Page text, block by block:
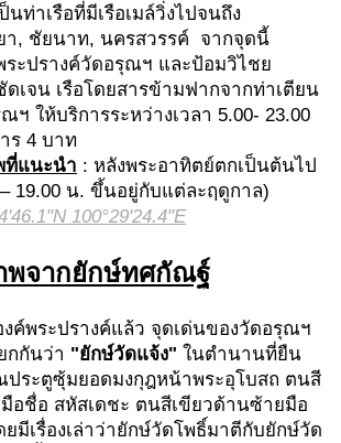
นท่าเรือที่มีเรือเมล์วิ่งไปจนถึง
า, ชัยนาท, นครสวรรค์ จากจุดนี้
ระปรางค์วัดอรุณฯ และป้อมวิไชย
ดเจน เรือโดยสารข้ามฟากจากท่าเตียน
ฯ ให้บริการระหว่างเวลา 5.00- 23.00
ร 4 บาท
ที่แนะนำ : หลังพระอาทิตย์ตกเป็นต้นไป
19.00 น. ขึ้นอยู่กับแต่ละฤดูกาล)
100°29'24.4"E
พจากยักษ์ทศกัณฐ์
ะปรางค์แล้ว จุดเด่นของวัดอรุณฯ
กกันว่า "ยักษ์วัดแจ้ง" ในตำนานที่ยืน
ประตูซุ้มยอดมงกุฎหน้าพระอุโบสถ ตนสี
อชื่อ สหัสเดชะ ตนสีเขียวด้านซ้ายมือ
มีเรื่องเล่าว่ายักษ์วัดโพธิ์มาตีกับยักษ์วัด